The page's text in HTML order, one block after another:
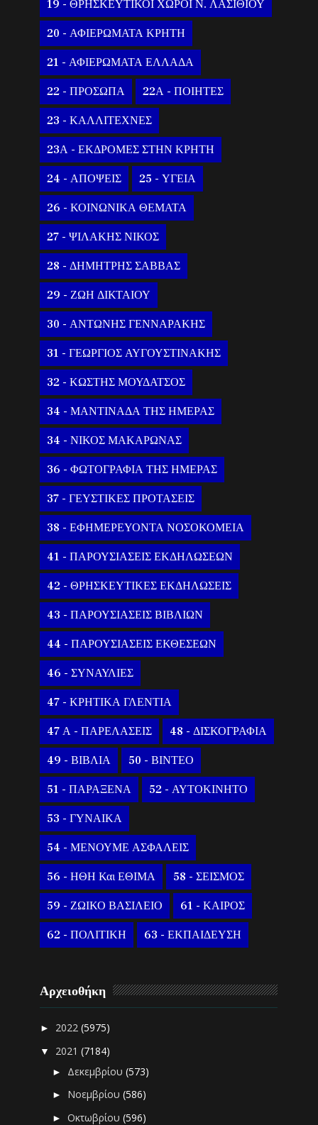
19 - ΘΡΗΣΚΕΥΤΙΚΟΙ ΧΩΡΟΙ Ν. ΛΑΣΙΘΙΟΥ
20 - ΑΦΙΕΡΩΜΑΤΑ ΚΡΗΤΗ
21 - ΑΦΙΕΡΩΜΑΤΑ ΕΛΛΑΔΑ
22 - ΠΡΟΣΩΠΑ 22Α - ΠΟΙΗΤΕΣ
23 - ΚΑΛΛΙΤΕΧΝΕΣ
23Α - ΕΚΔΡΟΜΕΣ ΣΤΗΝ ΚΡΗΤΗ
24 - ΑΠΟΨΕΙΣ 25 - ΥΓΕΙΑ
26 - ΚΟΙΝΩΝΙΚΑ ΘΕΜΑΤΑ
27 - ΨΙΛΑΚΗΣ ΝΙΚΟΣ
28 - ΔΗΜΗΤΡΗΣ ΣΑΒΒΑΣ
29 - ΖΩΗ ΔΙΚΤΑΙΟΥ
30 - ΑΝΤΩΝΗΣ ΓΕΝΝΑΡΑΚΗΣ
31 - ΓΕΩΡΓΙΟΣ ΑΥΓΟΥΣΤΙΝΑΚΗΣ
32 - ΚΩΣΤΗΣ ΜΟΥΔΑΤΣΟΣ
34 - ΜΑΝΤΙΝΑΔΑ ΤΗΣ ΗΜΕΡΑΣ
34 - ΝΙΚΟΣ ΜΑΚΑΡΩΝΑΣ
36 - ΦΩΤΟΓΡΑΦΙΑ ΤΗΣ ΗΜΕΡΑΣ
37 - ΓΕΥΣΤΙΚΕΣ ΠΡΟΤΑΣΕΙΣ
38 - ΕΦΗΜΕΡΕΥΟΝΤΑ ΝΟΣΟΚΟΜΕΙΑ
41 - ΠΑΡΟΥΣΙΑΣΕΙΣ ΕΚΔΗΛΩΣΕΩΝ
42 - ΘΡΗΣΚΕΥΤΙΚΕΣ ΕΚΔΗΛΩΣΕΙΣ
43 - ΠΑΡΟΥΣΙΑΣΕΙΣ ΒΙΒΛΙΩΝ
44 - ΠΑΡΟΥΣΙΑΣΕΙΣ ΕΚΘΕΣΕΩΝ
46 - ΣΥΝΑΥΛΙΕΣ
47 - ΚΡΗΤΙΚΑ ΓΛΕΝΤΙΑ
47 Α - ΠΑΡΕΛΑΣΕΙΣ 48 - ΔΙΣΚΟΓΡΑΦΙΑ
49 - ΒΙΒΛΙΑ 50 - ΒΙΝΤΕΟ
51 - ΠΑΡΑΞΕΝΑ 52 - ΑΥΤΟΚΙΝΗΤΟ
53 - ΓΥΝΑΙΚΑ
54 - ΜΕΝΟΥΜΕ ΑΣΦΑΛΕΙΣ
56 - ΗΘΗ Και ΕΘΙΜΑ 58 - ΣΕΙΣΜΟΣ
59 - ΖΩΙΚΟ ΒΑΣΙΛΕΙΟ 61 - ΚΑΙΡΟΣ
62 - ΠΟΛΙΤΙΚΗ 63 - ΕΚΠΑΙΔΕΥΣΗ
Αρχειοθήκη
► 2022(5975)
▼ 2021(7184)
► Δεκεμβρίου(573)
► Νοεμβρίου(586)
►Οκτωβρίου(596)